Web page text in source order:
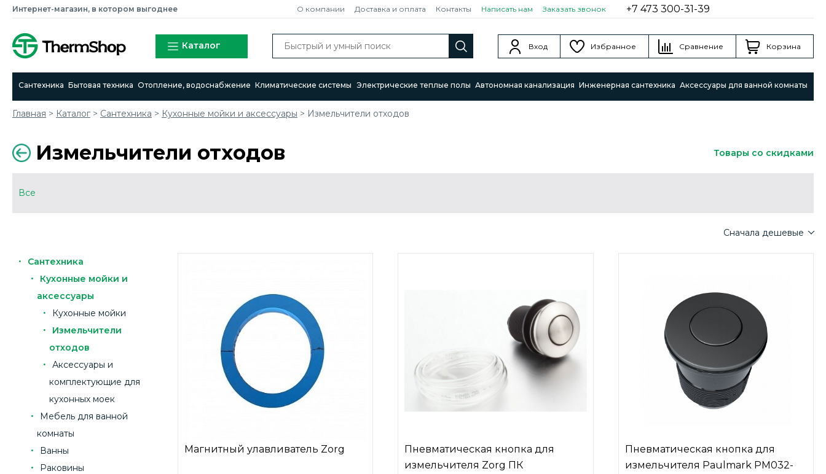
Интернет-магазин, в котором выгоднее О компании Доставка и оплата Контакты Написать нам Заказать звонок +7 473 300-31-39
Каталог Вход Избранное Сравнение Корзина
Сантехника Бытовая техника Отопление, водоснабжение Климатические системы Электрические теплые полы Автономная канализация Инженерная сантехника Аксессуары для ванной комнаты
Главная > Каталог > Сантехника > Кухонные мойки и аксессуары > Измельчители отходов
Измельчители отходов Товары со скидками
Все
Сначала дешевые
Сантехника
Кухонные мойки и
аксессуары
Кухонные мойки
Измельчители
отходов
Аксессуары и
комплектующие для
кухонных моек
Мебель для ванной
комнаты
Ванны
Раковины
Магнитный улавливатель Zorg
Пневматическая кнопка для
измельчителя Zorg ПК
Пневматическая кнопка для
измельчителя Paulmark PM032-